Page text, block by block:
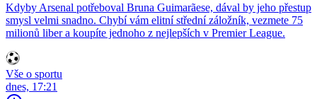
Kdyby Arsenal potřeboval Bruna Guimarãese, dával by jeho přestup
smysl velmi snadno. Chybí vám elitní střední záložník, vezmete 75
milionů liber a koupíte jednoho z nejlepších v Premier League.
Vše o sportu
dnes, 17:21